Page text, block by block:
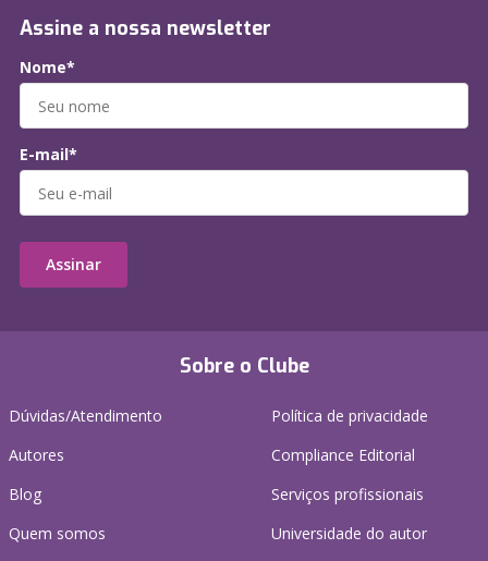
Sobre o Clube
Dúvidas/Atendimento
Autores
Blog
Quem somos
Política de privacidade
Compliance Editorial
Serviços profissionais
Universidade do autor
Assine a nossa newsletter
Nome*
E-mail*
Assinar